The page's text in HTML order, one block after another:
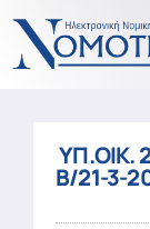
ΥΠ.ΟΙΚ.
Β/21-3-